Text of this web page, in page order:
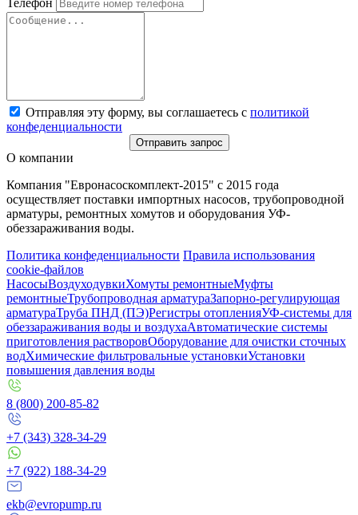
Телефон
Отправляя эту форму, вы соглашаетесь с политикой
конфеденциальности
Отправить запрос
О компании
Компания "Евронасоскомплект-2015" с 2015 года
осуществляет поставки импортных насосов, трубопроводной
арматуры, ремонтных хомутов и оборудования УФ-
обеззараживания воды.
Политика конфеденциальности Правила использования
cookie-файлов
НасосыВоздуходувкиХомуты ремонтныеМуфты
ремонтныеТрубопроводная арматураЗапорно-регулирующая
арматураТруба ПНД (ПЭ)Регистры отопленияУФ-системы для
обеззараживания воды и воздухаАвтоматические системы
приготовления растворовОборудование для очистки сточных
водХимические фильтровальные установкиУстановки
повышения давления воды
8 (800) 200-85-82
+7 (343) 328-34-29
+7 (922) 188-34-29
ekb@evropump.ru